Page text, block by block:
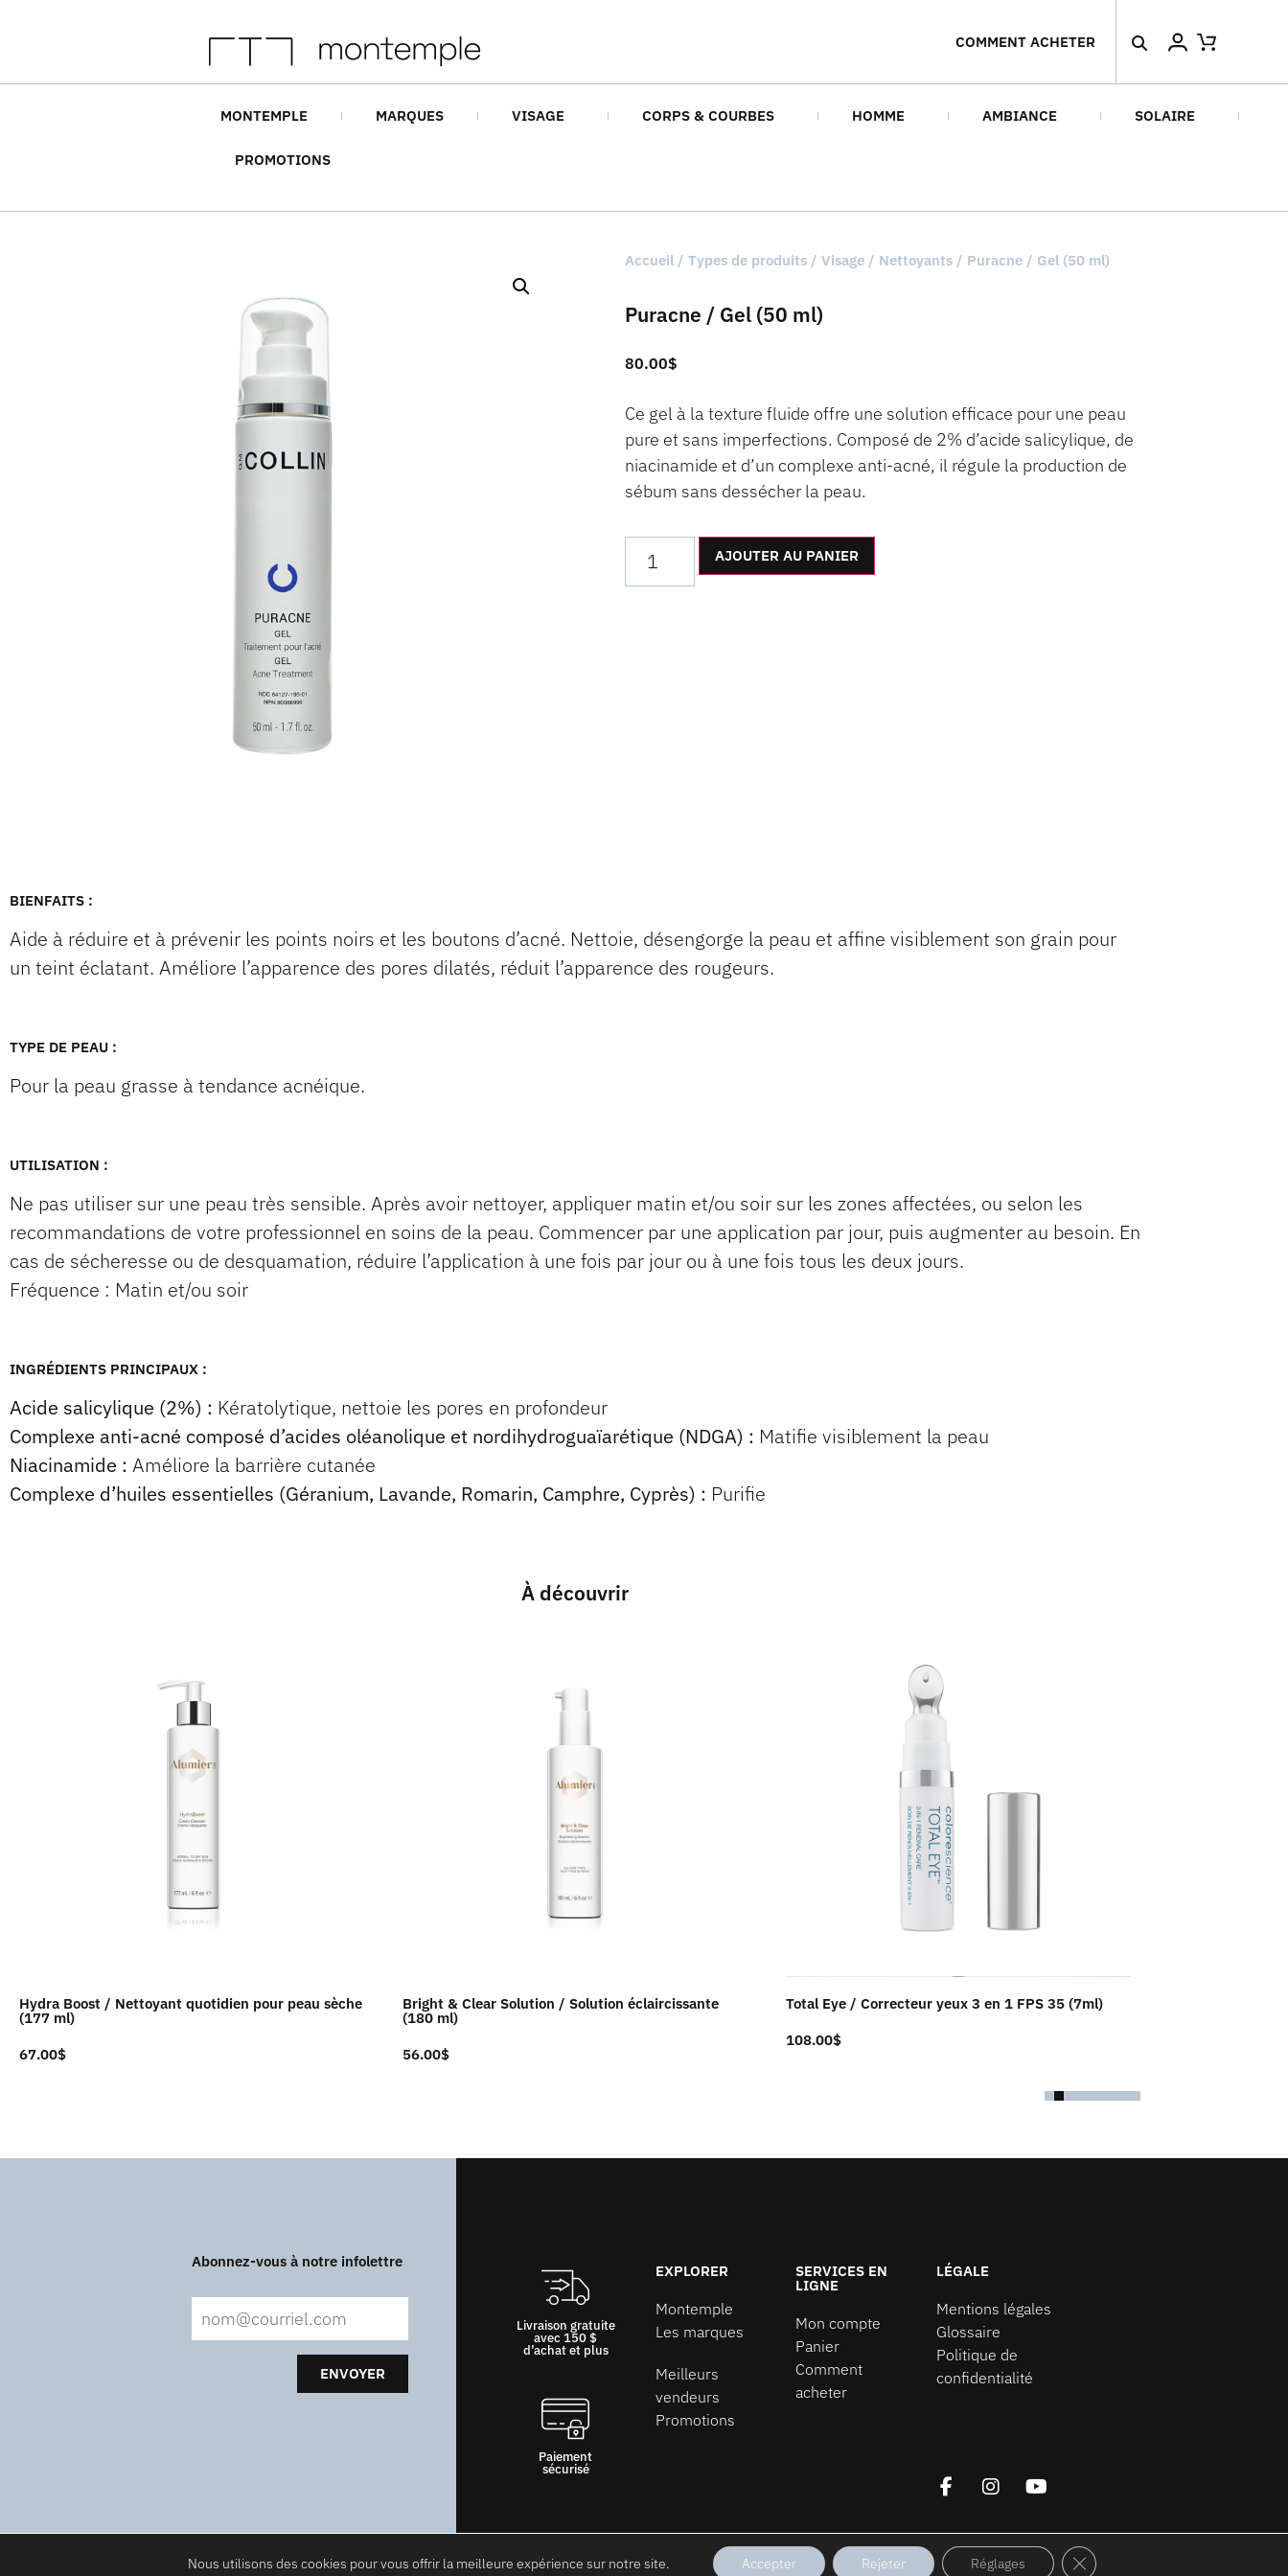
COMMENT ACHETER
MONTEMPLE MARQUES VISAGE CORPS & COURBES HOMME AMBIANCE SOLAIRE
PROMOTIONS
Accueil/ Types de produits/ Visage/ Nettoyants/ Puracne / Gel (50 ml)
Puracne / Gel (50 ml)
80.00$
Ce gel à la texture fluide offre une solution efficace pour une peau
pure et sans imperfections. Composé de 2% d’acide salicylique, de
niacinamide et d’un complexe anti-acné, il régule la production de
sébum sans dessécher la peau.
AJOUTER AU PANIER
BIENFAITS :
Aide à réduire et à prévenir les points noirs et les boutons d’acné. Nettoie, désengorge la peau et affine visiblement son grain pour
un teint éclatant. Améliore l’apparence des pores dilatés, réduit l’apparence des rougeurs.
TYPE DE PEAU :
Pour la peau grasse à tendance acnéique.
UTILISATION :
Ne pas utiliser sur une peau très sensible. Après avoir nettoyer, appliquer matin et/ou soir sur les zones affectées, ou selon les
recommandations de votre professionnel en soins de la peau. Commencer par une application par jour, puis augmenter au besoin. En
cas de sécheresse ou de desquamation, réduire l’application à une fois par jour ou à une fois tous les deux jours.
Fréquence : Matin et/ou soir
INGRÉDIENTS PRINCIPAUX :
Acide salicylique (2%) : Kératolytique, nettoie les pores en profondeur
Complexe anti-acné composé d’acides oléanolique et nordihydroguaïarétique (NDGA) : Matifie visiblement la peau
Niacinamide : Améliore la barrière cutanée
Complexe d’huiles essentielles (Géranium, Lavande, Romarin, Camphre, Cyprès) : Purifie
À découvrir
Hydra Boost / Nettoyant quotidien pour peau sèche
(177 ml)
67.00$
Bright & Clear Solution / Solution éclaircissante
(180 ml)
56.00$
Total Eye / Correcteur yeux 3 en 1 FPS 35 (7ml)
108.00$
Abonnez-vous à notre infolettre
ENVOYER
Livraison gratuite
avec 150 $
d’achat et plus
Paiement
sécurisé
EXPLORER
Montemple
Les marques
Meilleurs
vendeurs
Promotions
SERVICES EN
LIGNE
Mon compte
Panier
Comment
acheter
LÉGALE
Mentions légales
Glossaire
Politique de
confidentialité
Tous droits réservés © Montemple. 2021 à ce jour.
Nous utilisons des cookies pour vous offrir la meilleure expérience sur notre site. Accepter Rejeter Réglages FERMER LA BANNIÈRE DES